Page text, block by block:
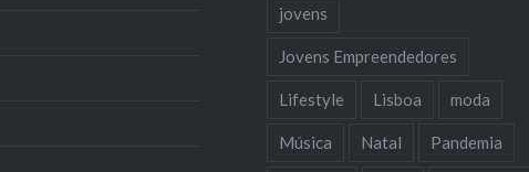
jovens
Jovens Empreendedores
Lifestyle Lisboa moda
Música Natal Pandemia